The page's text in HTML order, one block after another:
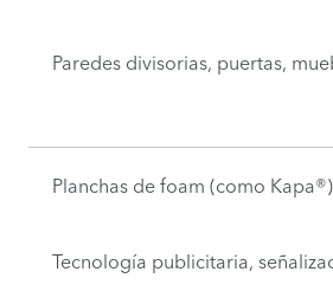
Paredes divisorias, puertas,
Planchas de foam (como Kapa®)
Tecnología publicitaria,